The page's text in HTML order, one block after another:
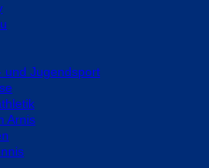
und Jugendsport
Arnis